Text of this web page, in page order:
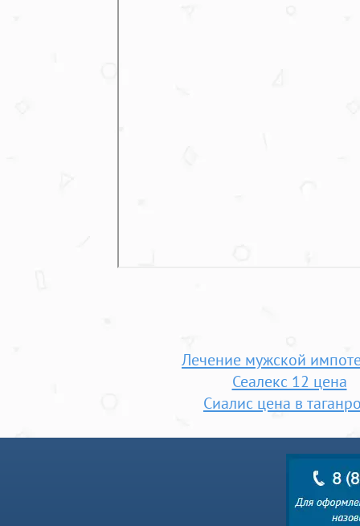
Лечение мужской
Сеалекс 12 цена
Сиалис цена в